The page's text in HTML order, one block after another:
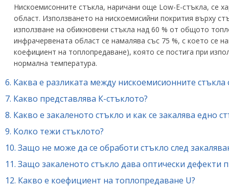
Нискоемисонните стъкла, наричани още Low-E-стъкла, се
област. Използването на нискоемисийни покрития върху
използване на обикновени стъкла над 60 % от общото
инфрачервената област се намалява със 75 %, с което
коефициент на топлопредаване), която се постига при
нормална температура.
6. Каква е разликата между нискоемисионните
7. Какво представлява К-стъклото?
8. Какво е закаленото стъкло и как се закалява едно
9. Колко тежи стъклото?
10. Защо не може да се обработи стъкло след
11. Защо закаленото стъкло дава оптически дефекти
12. Какво е коефициент на топлопредаване U?